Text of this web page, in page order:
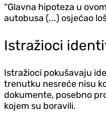
“Glavna hipoteza u
autobusa (...) osjećao
Istražioci
Istražioci pokušavaju
trenutku nesreće nisu
dokumente, posebno
kojem su boravili.